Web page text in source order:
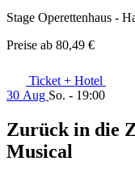
Stage Operettenhaus -
Preise ab 80,49 €
Ticket + Hotel
30 Aug So. - 19:00
Zurück in die
Musical